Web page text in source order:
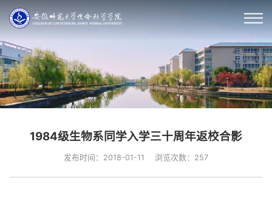
1984级生物系同学入学三十周年返校合影
发布时间：2018-01-11 浏览次数： 257